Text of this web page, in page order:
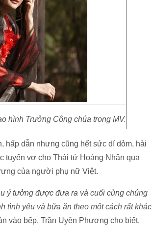
hình Trưởng Công chúa trong MV.
hấp dẫn nhưng cũng hết sức dí dỏm, hài
tuyển vợ cho Thái tử Hoàng Nhân qua
của người phụ nữ Việt.
ý tưởng được đưa ra và cuối cùng chúng
tình yêu và bữa ăn theo một cách rất khác
vào bếp, Trần Uyên Phương cho biết.